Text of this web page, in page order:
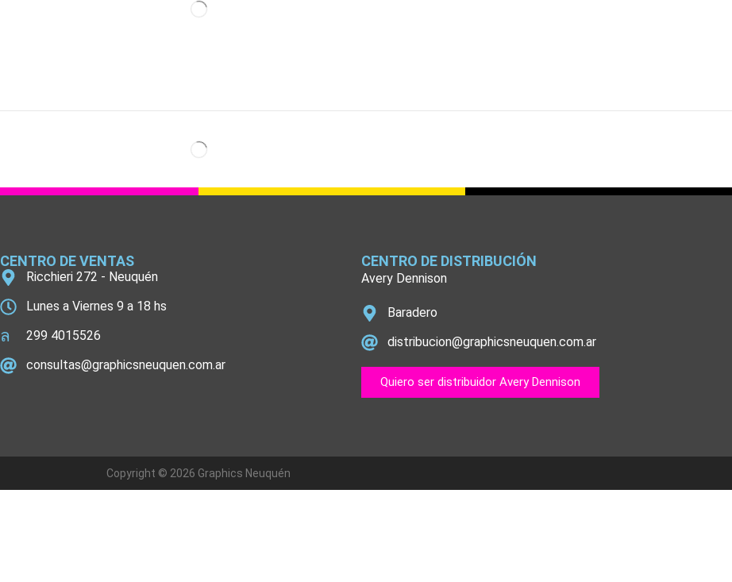
CENTRO DE VENTAS
Ricchieri 272 - Neuquén
Lunes a Viernes 9 a 18 hs
299 4015526
consultas@graphicsneuquen.com.ar
CENTRO DE DISTRIBUCIÓN
Avery Dennison
Baradero
distribucion@graphicsneuquen.com.ar
Quiero ser distribuidor Avery Dennison
Copyright © 2026 Graphics Neuquén